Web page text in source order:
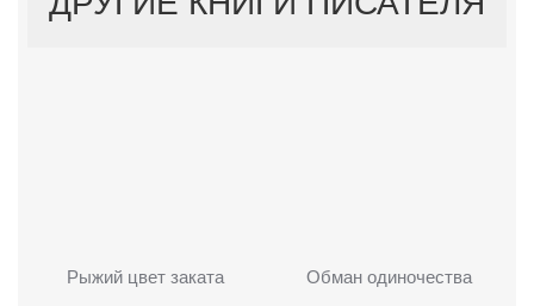
Рыжий цвет заката Обман одиночества